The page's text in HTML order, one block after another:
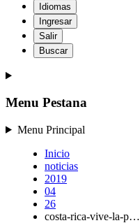
Idiomas
Ingresar
Salir
Buscar
Menu Pestana
Menu Principal
Inicio
noticias
2019
04
26
costa-rica-vive-la-p…